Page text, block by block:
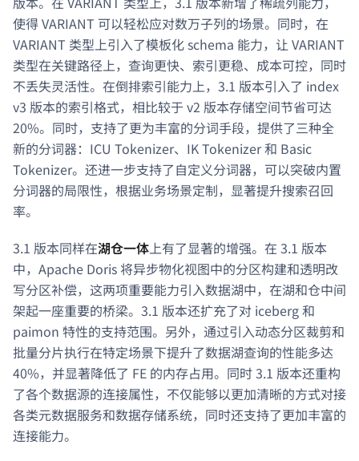
使得 VARIANT 可以轻松应对数万子列的场景。同时，在
VARIANT 类型上引入了模板化 schema 能力，让 VARIANT
类型在关键路径上，查询更快、索引更稳、成本可控，同时
不丢失灵活性。在倒排索引能力上，3.1 版本引入了 index
v3 版本的索引格式，相比较于 v2 版本存储空间节省可达
20%。同时，支持了更为丰富的分词手段，提供了三种全
新的分词器：ICU Tokenizer、IK Tokenizer 和 Basic
Tokenizer。还进一步支持了自定义分词器，可以突破内置
分词器的局限性，根据业务场景定制，显著提升搜索召回
率。
3.1 版本同样在湖仓一体 上有了显著的增强。在 3.1 版本
中，Apache Doris 将异步物化视图中的分区构建和透明改
写分区补偿，这两项重要能力引入数据湖中，在湖和仓中间
架起一座重要的桥梁。3.1 版本还扩充了对 iceberg 和
paimon 特性的支持范围。另外，通过引入动态分区裁剪和
批量分片执行在特定场景下提升了数据湖查询的性能多达
40%，并显著降低了 FE 的内存占用。同时 3.1 版本还重构
了各个数据源的连接属性，不仅能够以更加清晰的方式对接
各类元数据服务和数据存储系统，同时还支持了更加丰富的
连接能力。